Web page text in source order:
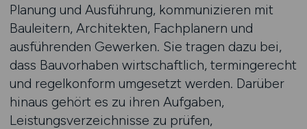
Planung und Ausführung, kommunizieren mit
Bauleitern, Architekten, Fachplanern und
ausführenden Gewerken. Sie tragen dazu bei,
dass Bauvorhaben wirtschaftlich, termingerecht
und regelkonform umgesetzt werden. Darüber
hinaus gehört es zu ihren Aufgaben,
Leistungsverzeichnisse zu prüfen,